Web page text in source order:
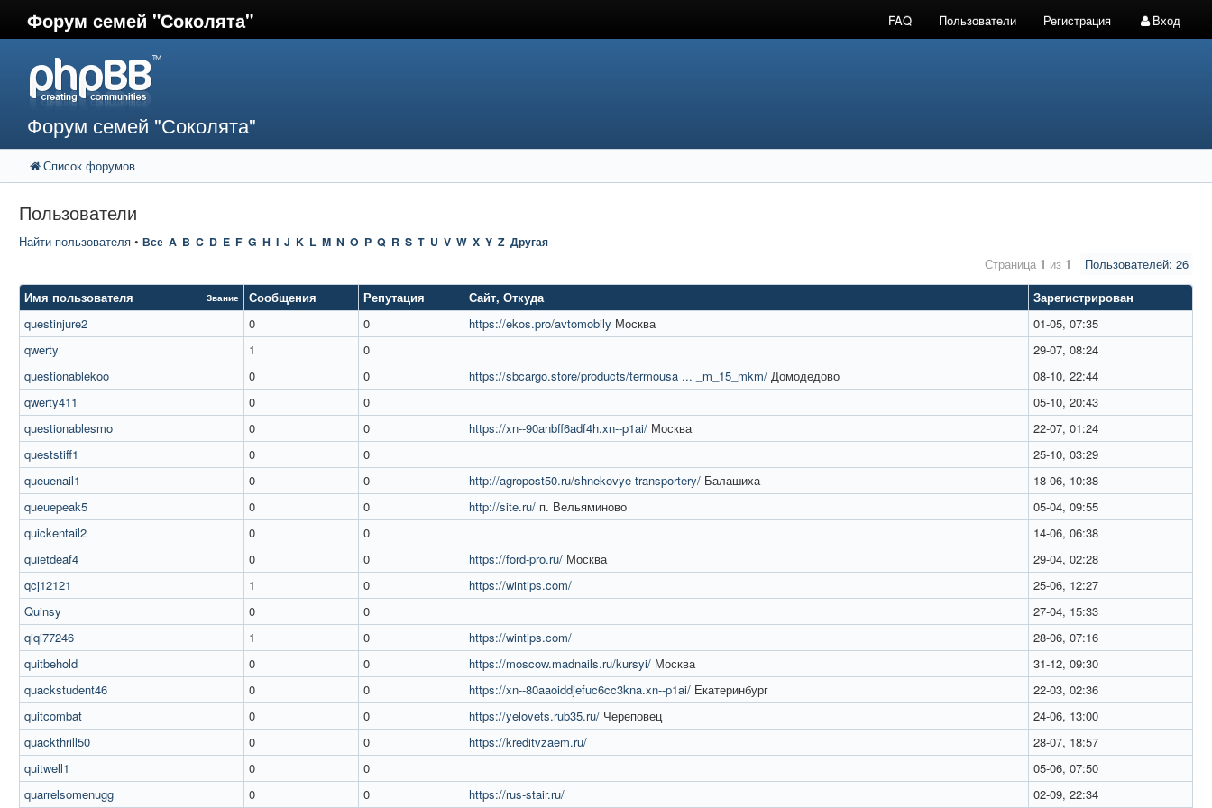
Форум семей "Соколята" FAQ Пользователи Регистрация Вход
Форум семей "Соколята"
Список форумов
Пользователи
Найти пользователя • Все A B C D E F G H I J K L M N O P Q R S T U V W X Y Z Другая
Пользователей: 26
Страница 1 из 1
Имя пользователя
Звание Сообщения Репутация Сайт, Откуда
Зарегистрирован
questinjure2
0 0 https://ekos.pro/avtomobily Москва
01-05, 07:35
qwerty
1 0
29-07, 08:24
questionablekoo
0 0 https://sbcargo.store/products/termousa ... _m_15_mkm/ Домодедово
08-10, 22:44
qwerty411
0 0
05-10, 20:43
questionablesmo
0 0 https://xn--90anbff6adf4h.xn--p1ai/ Москва
22-07, 01:24
queststiff1
0 0
25-10, 03:29
queuenail1
0 0 http://agropost50.ru/shnekovye-transportery/ Балашиха
18-06, 10:38
queuepeak5
0 0 http://site.ru/ п. Вельяминово
05-04, 09:55
quickentail2
0 0
14-06, 06:38
quietdeaf4
0 0 https://ford-pro.ru/ Москва
29-04, 02:28
qcj12121
1 0 https://wintips.com/
25-06, 12:27
Quinsy
0 0
27-04, 15:33
qiqi77246
1 0 https://wintips.com/
28-06, 07:16
quitbehold
0 0 https://moscow.madnails.ru/kursyi/ Москва
31-12, 09:30
quackstudent46
0 0 https://xn--80aaoiddjefuc6cc3kna.xn--p1ai/ Екатеринбург
22-03, 02:36
quitcombat
0 0 https://yelovets.rub35.ru/ Череповец
24-06, 13:00
quackthrill50
0 0 https://kreditvzaem.ru/
28-07, 18:57
quitwell1
0 0
05-06, 07:50
quarrelsomenugg
0 0 https://rus-stair.ru/ 02-09, 22:34